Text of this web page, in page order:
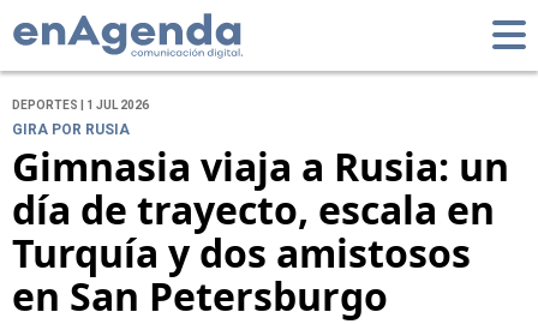
DEPORTES | 1 JUL 2026
GIRA POR RUSIA
Gimnasia viaja a Rusia: un
día de trayecto, escala en
Turquía y dos amistosos
en San Petersburgo